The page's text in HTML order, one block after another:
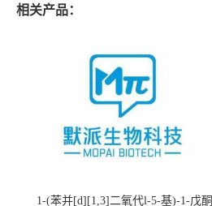
相关产品：
1-(苯并[d][1,3]二氧代l-5-基)-1-戊酮